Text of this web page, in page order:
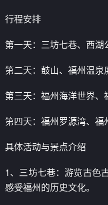
行程安排
第一天：三坊七巷、西
第二天：鼓山、福州温泉
第三天：福州海洋世界
第四天：福州罗源湾、福
具体活动与景点介绍
1、三坊七巷：游览古色
感受福州的历史文化。